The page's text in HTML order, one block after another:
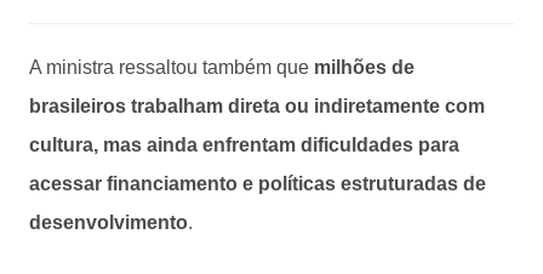
A ministra ressaltou também que milhões de
brasileiros trabalham direta ou indiretamente com
cultura, mas ainda enfrentam dificuldades para
acessar financiamento e políticas estruturadas de
desenvolvimento.